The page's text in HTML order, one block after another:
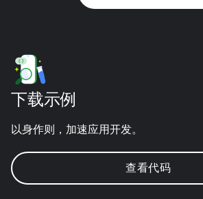
下载示例
以身作则，加速应用开发。
查看代码